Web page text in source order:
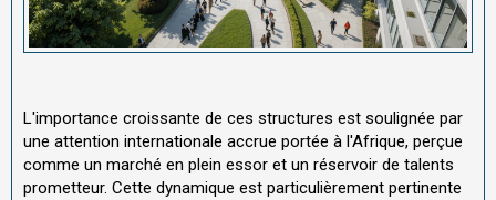
L'importance croissante de ces structures est soulignée par
une attention internationale accrue portée à l'Afrique, perçue
comme un marché en plein essor et un réservoir de talents
prometteur. Cette dynamique est particulièrement pertinente